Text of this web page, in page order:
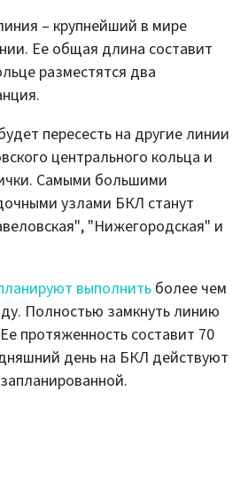
– крупнейший в мире
Ее общая длина составит
разместятся два
пересесть на другие линии
центрального кольца и
Самыми большими
узлами БКЛ станут
"Нижегородская" и
выполнитьболее чем
Полностью замкнуть линию
протяженность составит 70
день на БКЛ действуют